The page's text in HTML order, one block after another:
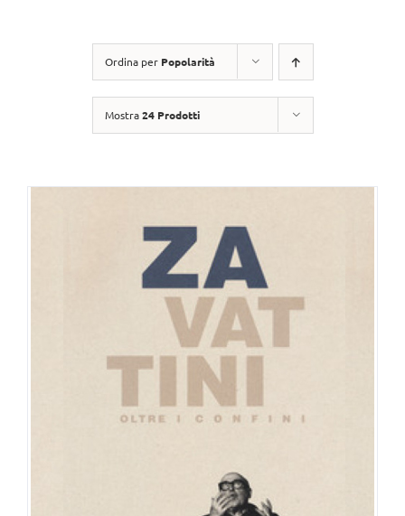
Ordina per Popolarità
Mostra24 Prodotti